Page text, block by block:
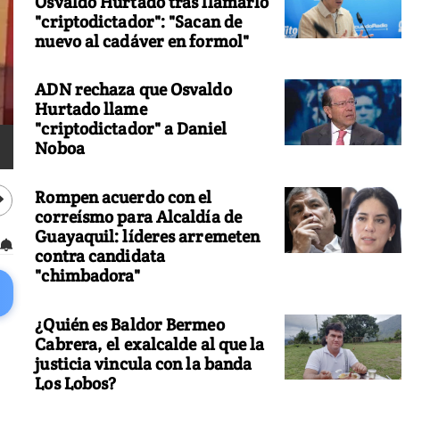
"criptodictador": "Sacan de
nuevo al cadáver en formol"
ADN rechaza que Osvaldo
Hurtado llame
"criptodictador" a Daniel
Noboa
Rompen acuerdo con el
correísmo para Alcaldía de
Guayaquil: líderes arremeten
contra candidata
"chimbadora"
¿Quién es Baldor Bermeo
Cabrera, el exalcalde al que la
justicia vincula con la banda
Los Lobos?